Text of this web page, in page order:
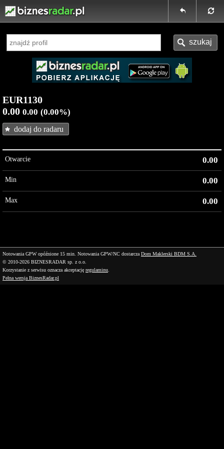
EUR1130
0.00 0.00 (0.00%)
dodaj do radaru
Otwarcie 0.00
Min 0.00
Max 0.00
Notowania GPW opóźnione 15 min. Notowania GPW/NC dostarcza Dom Maklerski BDM S.A.
© 2010-2026 BIZNESRADAR sp. z o.o.
Korzystanie z serwisu oznacza akceptację regulaminu
Pełna wersja BiznesRadar.pl